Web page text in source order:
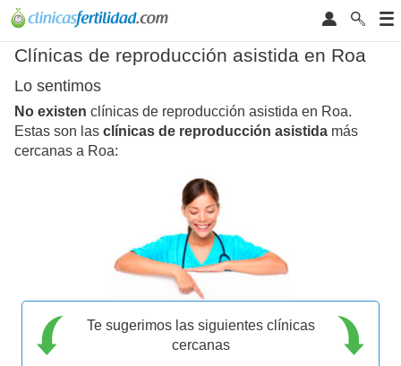
Clínicas de reproducción asistida en Roa
Lo sentimos
No existen clínicas de reproducción asistida en Roa.
Estas son las clínicas de reproducción asistida más
cercanas a Roa:
Te sugerimos las siguientes clínicas
cercanas